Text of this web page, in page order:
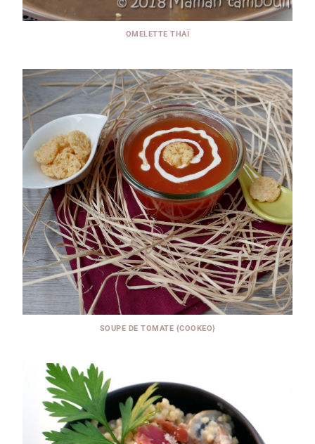
OMELETTE THAÏ
SOUPE DE TOMATE {COOKEO}